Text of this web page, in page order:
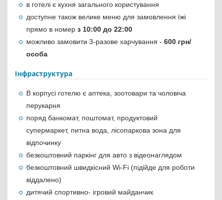
в готелі є кухня загального користування
доступне також велике меню для замовлення їжі
прямо в номер з 10:00 до 22:00
можливо замовити 3-разове харчування - 600 грн/
особа
Інфраструктура
В корпусі готелю є аптека, зоотовари та чоловіча
перукарня
поряд банкомат, поштомат, продуктовий
супермаркет, питна вода, лісопаркова зона для
відпочинку
безкоштовний паркінг для авто з відеонаглядом
безкоштовний швидкісний Wi-Fi (підійде для роботи
віддалено)
дитячий спортивно- ігровий майданчик